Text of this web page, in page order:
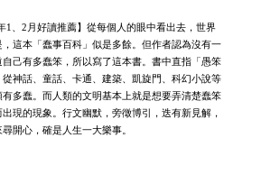
1、2月好讀推薦】從每個人的眼中看出去，世界
，這本「蠢事百科」似是多餘。但作者認為沒有一
己有多蠢笨，所以寫了這本書。書中直指「愚笨
從神話、童話、卡通、建築、凱旋門、科幻小說等
多蠢。而人類的文明基本上就是想要弄清楚蠢笨
現的現象。行文幽默，旁徵博引，迭有新見解，
開心，確是人生一大樂事。